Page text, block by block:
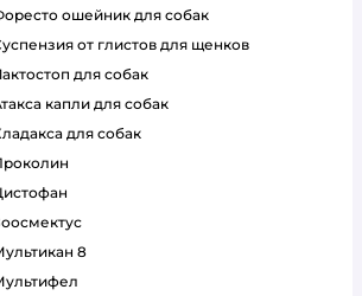
форесто ошейник для собак
суспензия от глистов для щенков
лактостоп для собак
атакса капли для собак
кладакса для собак
проколин
цистофан
зоосмектус
мультикан 8
мультифел